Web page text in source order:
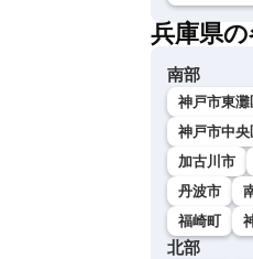
兵庫県
南部
神戸市東灘
神戸市中央
加古川市
丹波市
福崎町
北部